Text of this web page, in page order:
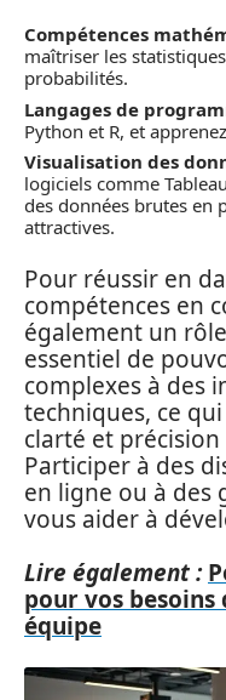
Compétences
maîtriser les
probabilités.
Langages de
Python et R, et
Visualisation des
logiciels comme
des données brutes en
attractives.
Pour réussir en
compétences en
également un
essentiel de
complexes à des
techniques, ce
clarté et
Participer à des
en ligne ou à des
vous aider à
Lire également :
pour vos
équipe